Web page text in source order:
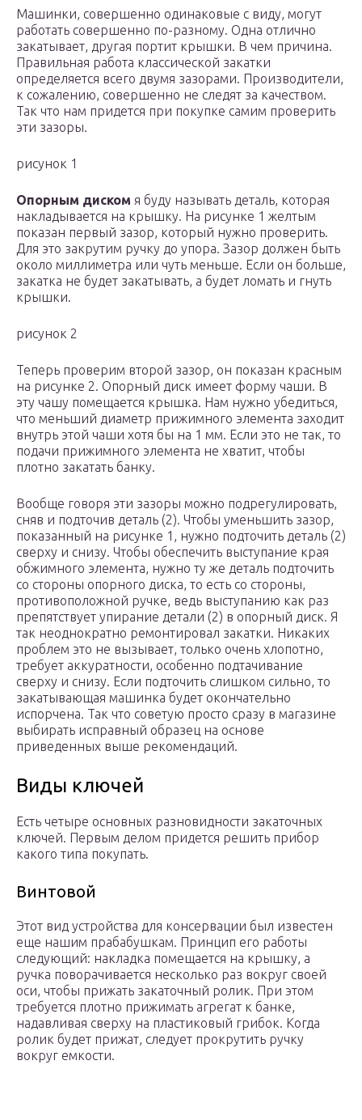
Машинки, совершенно одинаковые с виду, могут
работать совершенно по-разному. Одна отлично
закатывает, другая портит крышки. В чем причина.
Правильная работа классической закатки
определяется всего двумя зазорами. Производители,
к сожалению, совершенно не следят за качеством.
Так что нам придется при покупке самим проверить
эти зазоры.
рисунок 1
Опорным диском я буду называть деталь, которая
накладывается на крышку. На рисунке 1 желтым
показан первый зазор, который нужно проверить.
Для это закрутим ручку до упора. Зазор должен быть
около миллиметра или чуть меньше. Если он больше,
закатка не будет закатывать, а будет ломать и гнуть
крышки.
рисунок 2
Теперь проверим второй зазор, он показан красным
на рисунке 2. Опорный диск имеет форму чаши. В
эту чашу помещается крышка. Нам нужно убедиться,
что меньший диаметр прижимного элемента заходит
внутрь этой чаши хотя бы на 1 мм. Если это не так, то
подачи прижимного элемента не хватит, чтобы
плотно закатать банку.
Вообще говоря эти зазоры можно подрегулировать,
сняв и подточив деталь (2). Чтобы уменьшить зазор,
показанный на рисунке 1, нужно подточить деталь (2)
сверху и снизу. Чтобы обеспечить выступание края
обжимного элемента, нужно ту же деталь подточить
со стороны опорного диска, то есть со стороны,
противоположной ручке, ведь выступанию как раз
препятствует упирание детали (2) в опорный диск. Я
так неоднократно ремонтировал закатки. Никаких
проблем это не вызывает, только очень хлопотно,
требует аккуратности, особенно подтачивание
сверху и снизу. Если подточить слишком сильно, то
закатывающая машинка будет окончательно
испорчена. Так что советую просто сразу в магазине
выбирать исправный образец на основе
приведенных выше рекомендаций.
Виды ключей
Есть четыре основных разновидности закаточных
ключей. Первым делом придется решить прибор
какого типа покупать.
Винтовой
Этот вид устройства для консервации был известен
еще нашим прабабушкам. Принцип его работы
следующий: накладка помещается на крышку, а
ручка поворачивается несколько раз вокруг своей
оси, чтобы прижать закаточный ролик. При этом
требуется плотно прижимать агрегат к банке,
надавливая сверху на пластиковый грибок. Когда
ролик будет прижат, следует прокрутить ручку
вокруг емкости.